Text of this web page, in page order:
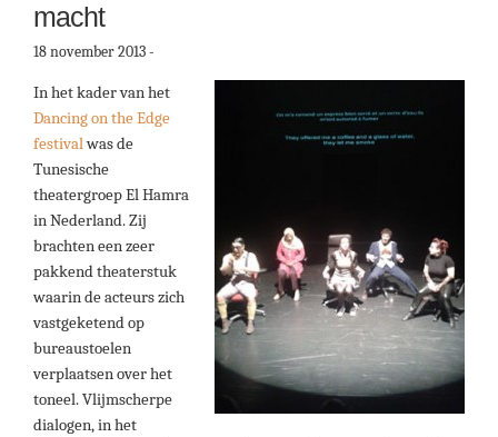
macht
18 november 2013-
In het kader van het
Dancing on the Edge
festivalwas de
Tunesische
theatergroep El Hamra
in Nederland. Zij
brachten een zeer
pakkend theaterstuk
waarin de acteurs zich
vastgeketend op
bureaustoelen
verplaatsen over het
toneel. Vlijmscherpe
dialogen, in het